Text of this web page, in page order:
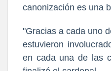
canonización es una
"Gracias a cada uno
estuvieron
en cada una de las